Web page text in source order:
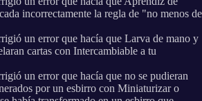
incorrectamente la regla de "no menos de
un error que hacía que Larva de mano y
cartas con Intercambiable a tu
un error que hacía que no se pudieran
por un esbirro con Miniaturizar o